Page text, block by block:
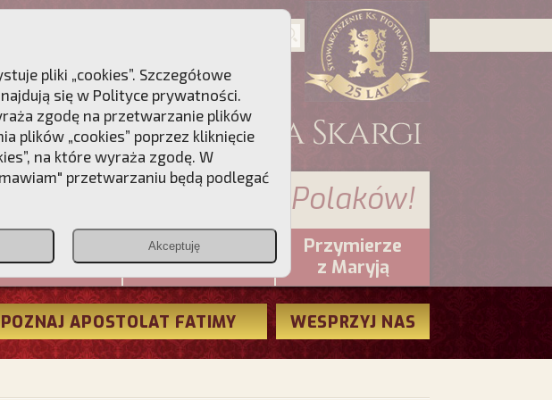
Przebudźmy sumienia Polaków!
Christiana
PCh24.pl
Przymierze
z Maryją
POZNAJ APOSTOLAT FATIMY WESPRZYJ NAS
pliki „cookies”. Szczegółowe
się w Polityce prywatności.
zgodę na przetwarzanie plików
plików „cookies” poprzez kliknięcie
na które wyraża zgodę. W
przetwarzaniu będą podlegać
Akceptuję